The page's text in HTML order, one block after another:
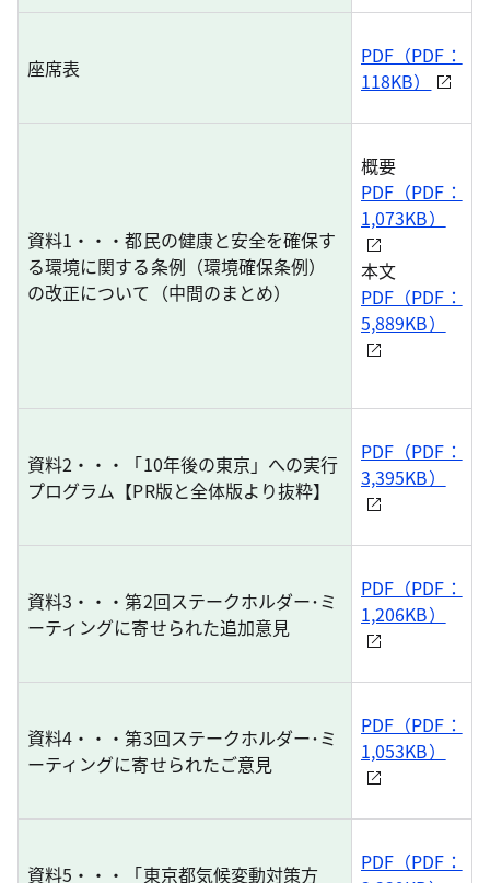
座席表
PDF（PDF：
118KB）
資料1・・・都民の健康と安全を確保す
る環境に関する条例（環境確保条例）
の改正について（中間のまとめ）
概要
PDF（PDF：
1,073KB）
本文
PDF（PDF：
5,889KB）
資料2・・・「10年後の東京」への実行
プログラム【PR版と全体版より抜粋】
PDF（PDF：
3,395KB）
資料3・・・第2回ステークホルダー･ミ
ーティングに寄せられた追加意見
PDF（PDF：
1,206KB）
資料4・・・第3回ステークホルダー･ミ
ーティングに寄せられたご意見
PDF（PDF：
1,053KB）
資料5・・・「東京都気候変動対策方
PDF（PDF：